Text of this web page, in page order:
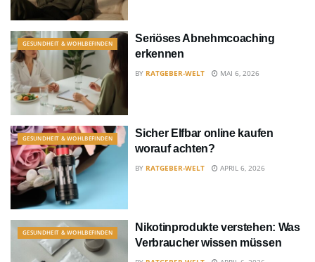
GESUNDHEIT & WOHLBEFINDEN
Seriöses Abnehmcoaching
erkennen
BY RATGEBER-WELT MAI 6, 2026
GESUNDHEIT & WOHLBEFINDEN
Sicher Elfbar online kaufen
worauf achten?
BY RATGEBER-WELT APRIL 6, 2026
GESUNDHEIT & WOHLBEFINDEN
Nikotinprodukte verstehen: Was
Verbraucher wissen müssen